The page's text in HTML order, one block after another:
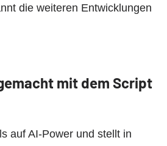
die weiteren Entwicklungen
mit dem Script
auf AI-Power und stellt in